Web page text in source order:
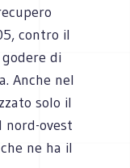
contro il
di
Anche nel
solo il
nord-ovest
ne ha il